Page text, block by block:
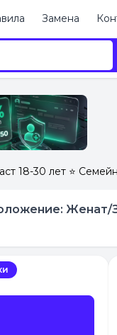
Замена
18-30 лет ⭐️
положение: